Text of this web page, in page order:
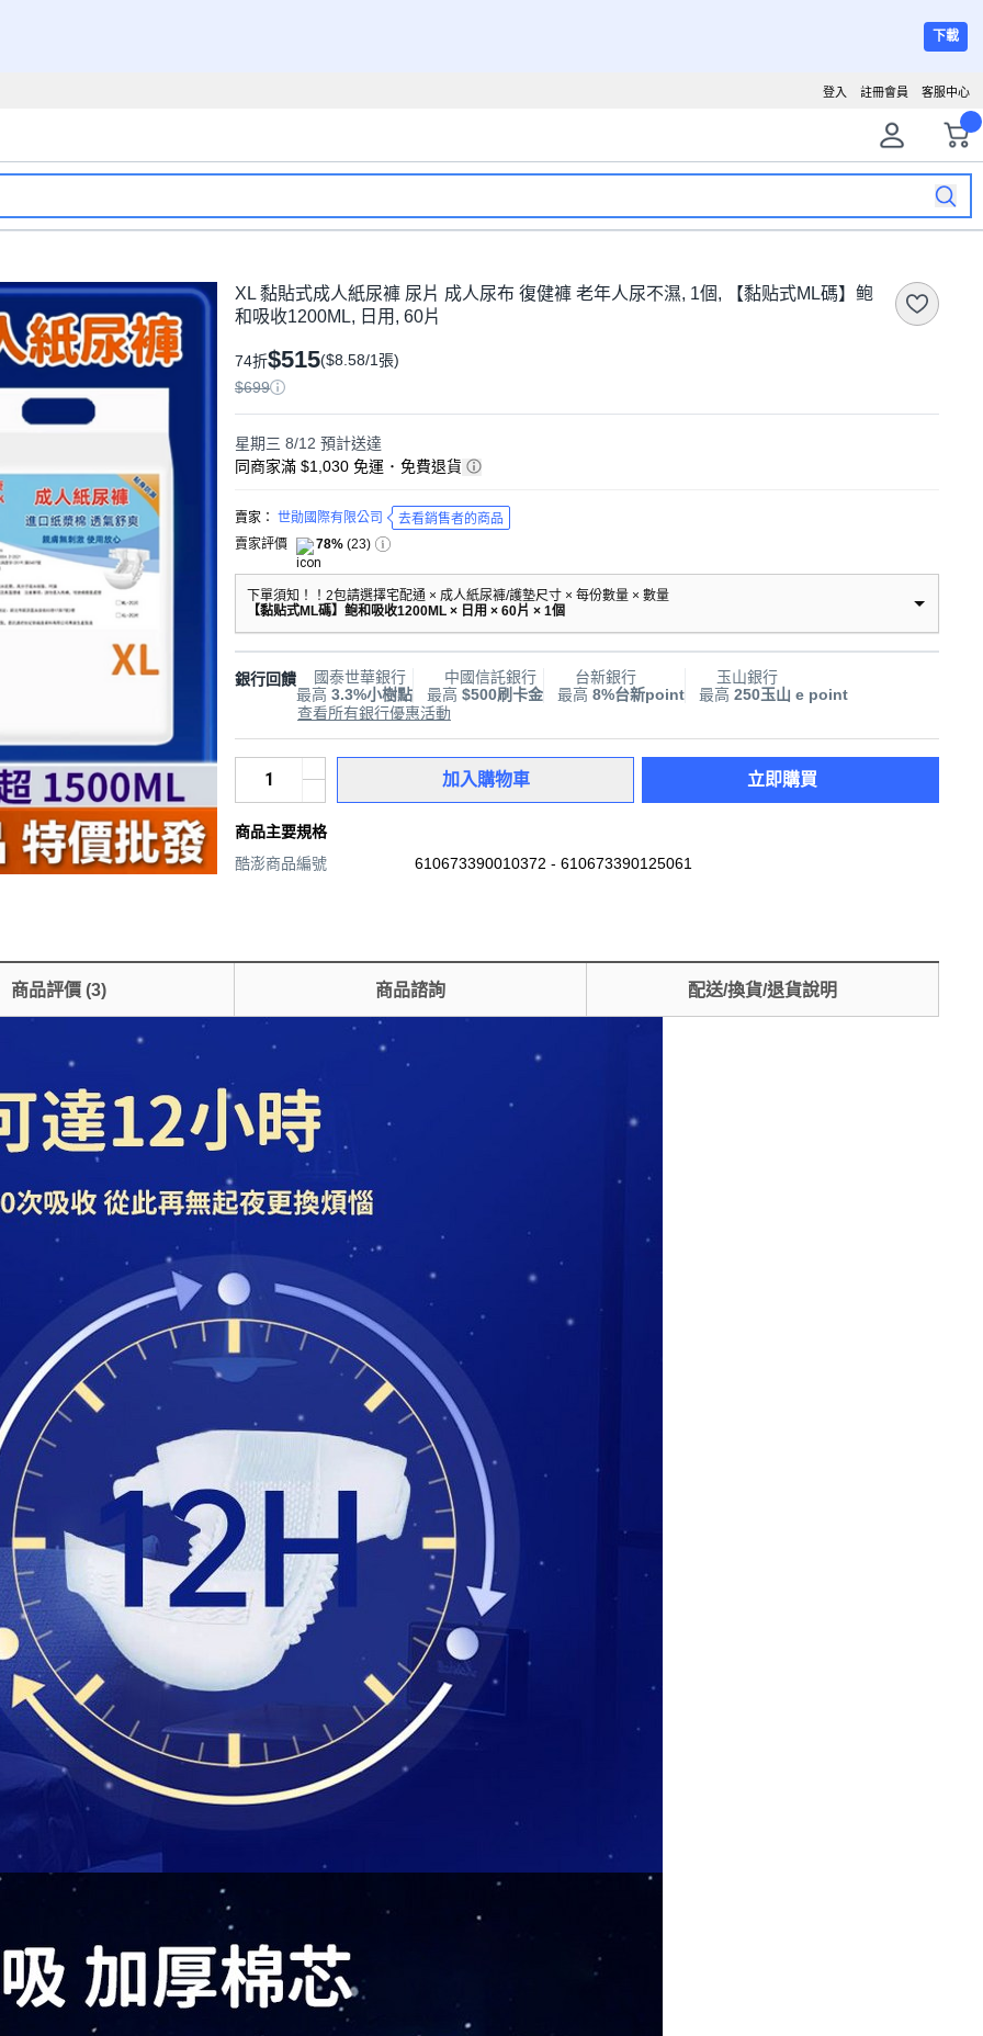
下載
客服中心
註冊會員
登入
XL 黏貼式成人紙尿褲 尿片 成人尿布 復健褲 老年人尿不濕, 1個, 【黏贴式ML碼】鲍
和吸收1200ML, 日用, 60片
74折$515($8.58/1張)
$699
星期三 8/12 預計送達
同商家滿 $1,030 免運 ･ 免費退貨
賣家： 世勛國際有限公司
去看銷售者的商品
賣家評價
78% (23)
下單須知！！2包請選擇宅配通 × 成人紙尿褲/護墊尺寸 × 每份數量 × 數量
【黏贴式ML碼】鲍和吸收1200ML × 日用 × 60片 × 1個
銀行回饋
國泰世華銀行
最高 3.3%小樹點
中國信託銀行
最高 $500刷卡金
台新銀行
最高 8%台新point
玉山銀行
最高 250玉山 e point
查看所有銀行優惠活動
加入購物車 立即購買
商品主要規格
酷澎商品編號
610673390010372 - 610673390125061
商品評價(3) 商品諮詢 配送/換貨/退貨說明